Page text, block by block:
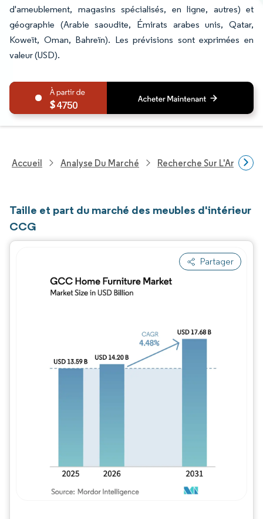
d'ameublement, magasins spécialisés, en ligne, autres) et
géographie (Arabie saoudite, Émirats arabes unis, Qatar,
Koweït, Oman, Bahreïn). Les prévisions sont exprimées en
valeur (USD).
4750
Accueil Analyse Du Marché Recherche Sur
Taille et part du marché des meubles d'intérieur
CCG
Partager